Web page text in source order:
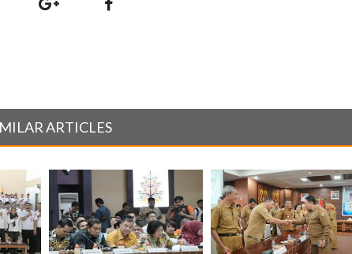
ARTICLES